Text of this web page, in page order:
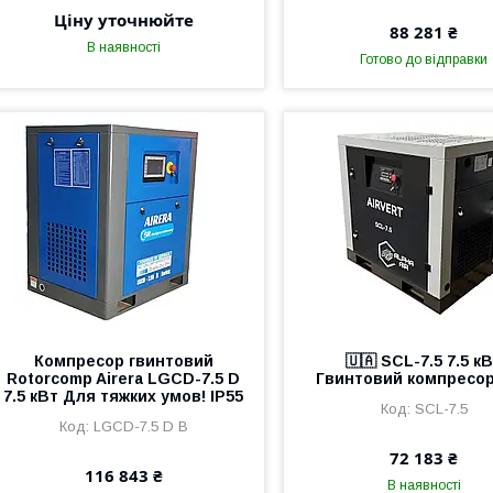
Ціну уточнюйте
В наявності
88 281 ₴
Готово до відправки
Компресор гвинтовий
Rotorcomp Airera LGCD-7.5 D
7.5 кВт Для тяжких умов! IP55
LGCD-7.5 D B
116 843 ₴
🇺🇦 SCL-7.5 7.5
Гвинтовий
SCL-7.5
72 183 ₴
В наявності